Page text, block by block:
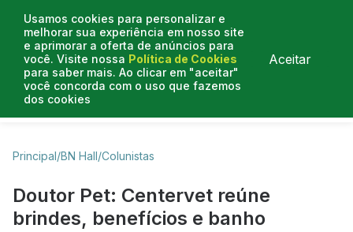
Usamos cookies para personalizar e
melhorar sua experiência em nosso site
e aprimorar a oferta de anúncios para
você. Visite nossa Política de Cookies
para saber mais. Ao clicar em "aceitar"
você concorda com o uso que fazemos
dos cookies
Aceitar
Business Hall
Principal/BN Hall/Colunistas
Doutor Pet: Centervet reúne
brindes, benefícios e banho